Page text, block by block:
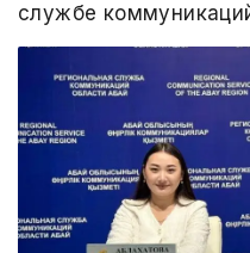
службе